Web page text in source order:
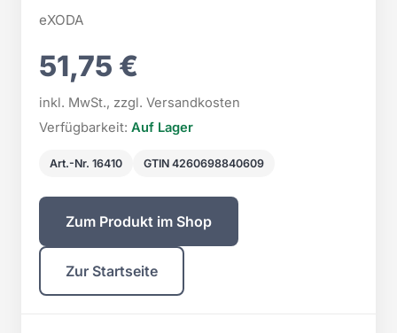
eXODA
51,75 €
inkl. MwSt., zzgl. Versandkosten
Verfügbarkeit: Auf Lager
Art.-Nr. 16410 GTIN 4260698840609
Zum Produkt im Shop
Zur Startseite